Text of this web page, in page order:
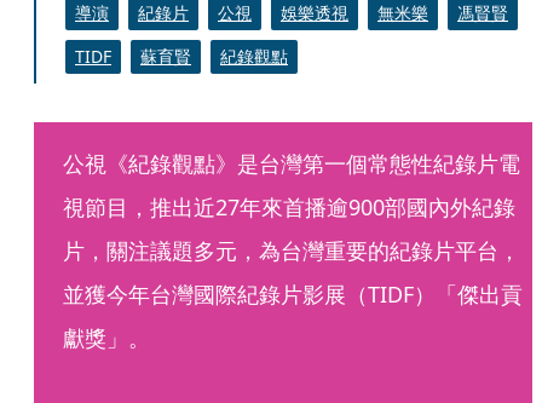
導演 紀錄片 公視 娛樂透視 無米樂
馮賢賢
TIDF
蘇育賢 紀錄觀點
公視《紀錄觀點》是台灣第一個常態性紀錄片電
視節目，推出近27年來首播逾900部國內外紀錄
片，關注議題多元，為台灣重要的紀錄片平台，
並獲今年台灣國際紀錄片影展（TIDF）「傑出貢
獻獎」。